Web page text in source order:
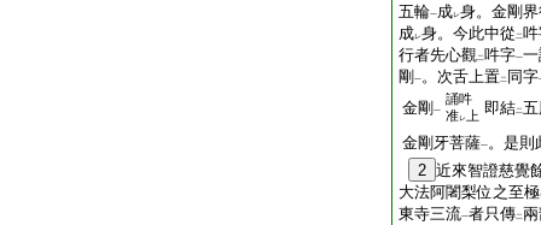
五輪一成レ身。金剛
成レ身。今此中從 二
行者先心觀二吽字一
剛 一。次舌上置二 同字
金剛 一
誦吽
准レ 上 即結二
金剛牙菩薩一。是則
2 近來智證慈覺
大法阿闍梨位之至
東寺三流一者只傳二